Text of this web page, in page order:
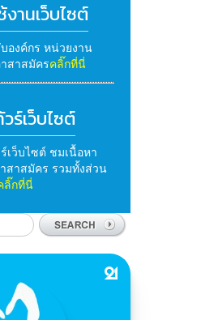
งานเว็บไซต์
องค์กร หน่วยงาน
สาสมัครคลิ๊กที่นี่
ร์เว็บไซต์
เว็บไซต์ ชมเนื้อหา
สาสมัคร รวมทั้งส่วน
ลิ๊กที่นี่